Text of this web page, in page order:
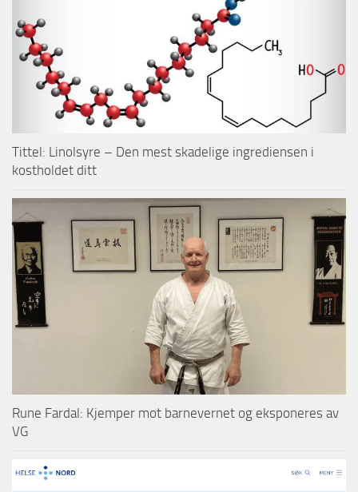
Tittel: Linolsyre – Den mest skadelige ingrediensen i
kostholdet ditt
Rune Fardal: Kjemper mot barnevernet og eksponeres av
VG